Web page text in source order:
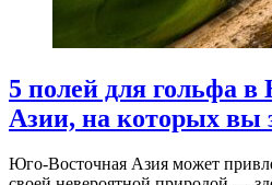
5 полей для гольфа
Азии, на которых вы
Юго-Восточная Азия может